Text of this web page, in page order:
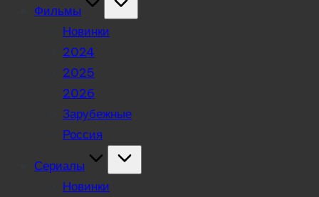
Фильмы
Новинки
2024
2025
2026
Зарубежные
Россия
Сериалы
Новинки